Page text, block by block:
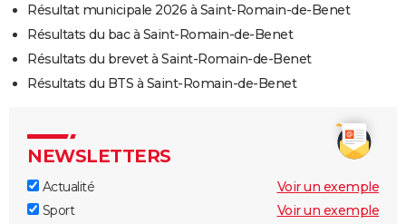
Résultat municipale 2026 à Saint-Romain-de-Benet
Résultats du bac à Saint-Romain-de-Benet
Résultats du brevet à Saint-Romain-de-Benet
Résultats du BTS à Saint-Romain-de-Benet
NEWSLETTERS
Actualité
Voir un exemple
Sport
Voir un exemple